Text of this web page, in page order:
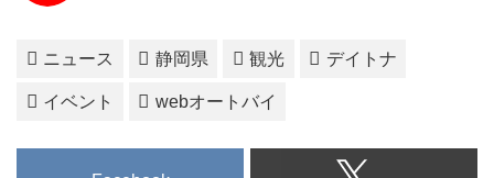
ニュース 静岡県 観光 デイトナ
イベント webオートバイ